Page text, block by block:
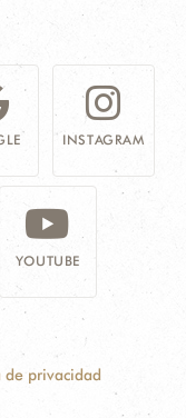
INSTAGRAM
YOUTUBE
de privacidad